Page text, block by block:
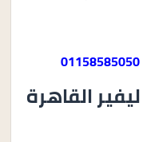
القاهرة